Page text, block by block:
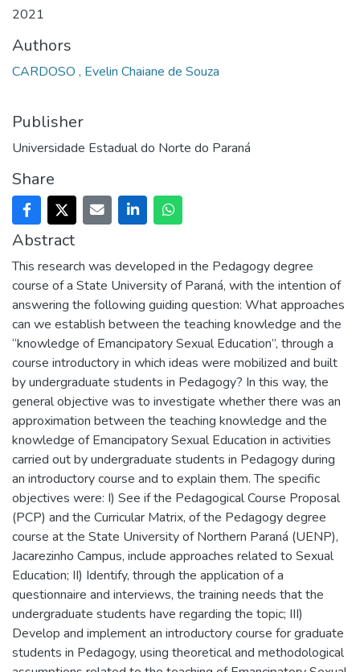
2021
Authors
CARDOSO , Evelin Chaiane de Souza
Publisher
Universidade Estadual do Norte do Paraná
Share
Abstract
This research was developed in the Pedagogy degree
course of a State University of Paraná, with the intention of
answering the following guiding question: What approaches
can we establish between the teaching knowledge and the
“knowledge of Emancipatory Sexual Education”, through a
course introductory in which ideas were mobilized and built
by undergraduate students in Pedagogy? In this way, the
general objective was to investigate whether there was an
approximation between the teaching knowledge and the
knowledge of Emancipatory Sexual Education in activities
carried out by undergraduate students in Pedagogy during
an introductory course and to explain them. The specific
objectives were: I) See if the Pedagogical Course Proposal
(PCP) and the Curricular Matrix, of the Pedagogy degree
course at the State University of Northern Paraná (UENP),
Jacarezinho Campus, include approaches related to Sexual
Education; II) Identify, through the application of a
questionnaire and interviews, the training needs that the
undergraduate students have regarding the topic; III)
Develop and implement an introductory course for graduate
students in Pedagogy, using theoretical and methodological